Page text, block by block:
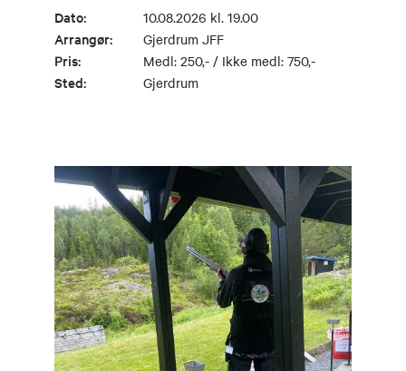
Dato: 10.08.2026 kl. 19.00
Arrangør: Gjerdrum JFF
Pris: Medl: 250,- / Ikke medl: 750,-
Sted: Gjerdrum